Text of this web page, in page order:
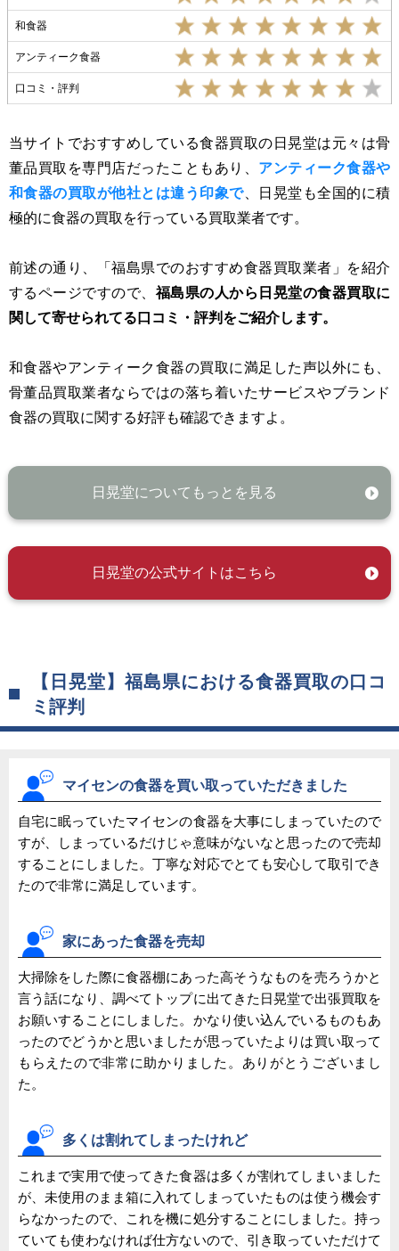
和食器
アンティーク食器
口コミ・評判
当サイトでおすすめしている食器買取の日晃堂は元々は骨
董品買取を専門店だったこともあり、 アンティーク食器や
和食器の買取が他社とは違う印象で、日晃堂も全国的に積
極的に食器の買取を行っている買取業者です。
前述の通り、「福島県でのおすすめ食器買取業者」を紹介
するページですので、福島県の人から日晃堂の食器買取に
関して寄せられてる口コミ・評判をご紹介します。
和食器やアンティーク食器の買取に満足した声以外にも、
骨董品買取業者ならではの落ち着いたサービスやブランド
食器の買取に関する好評も確認できますよ。
日晃堂についてもっとを見る
日晃堂の公式サイトはこちら
【日晃堂】福島県における食器買取の口コ
ミ評判
マイセンの食器を買い取っていただきました
自宅に眠っていたマイセンの食器を大事にしまっていたので
すが、しまっているだけじゃ意味がないなと思ったので売却
することにしました。丁寧な対応でとても安心して取引でき
たので非常に満足しています。
家にあった食器を売却
大掃除をした際に食器棚にあった高そうなものを売ろうかと
言う話になり、調べてトップに出てきた日晃堂で出張買取を
お願いすることにしました。かなり使い込んでいるものもあ
ったのでどうかと思いましたが思っていたよりは買い取って
もらえたので非常に助かりました。ありがとうございまし
た。
多くは割れてしまったけれど
これまで実用で使ってきた食器は多くが割れてしまいました
が、未使用のまま箱に入れてしまっていたものは使う機会す
らなかったので、これを機に処分することにしました。持っ
ていても使わなければ仕方ないので、引き取っていただけて